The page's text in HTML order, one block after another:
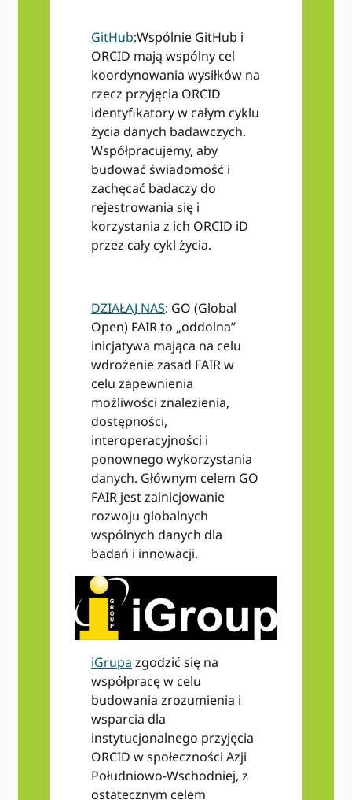
GitHub:Wspólnie GitHub i
ORCID mają wspólny cel
koordynowania wysiłków na
rzecz przyjęcia ORCID
identyfikatory w całym cyklu
życia danych badawczych.
Współpracujemy, aby
budować świadomość i
zachęcać badaczy do
rejestrowania się i
korzystania z ich ORCID iD
przez cały cykl życia.
DZIAŁAJ NAS: GO (Global
Open) FAIR to „oddolna”
inicjatywa mająca na celu
wdrożenie zasad FAIR w
celu zapewnienia
możliwości znalezienia,
dostępności,
interoperacyjności i
ponownego wykorzystania
danych. Głównym celem GO
FAIR jest zainicjowanie
rozwoju globalnych
wspólnych danych dla
badań i innowacji.
iGrupa zgodzić się na
współpracę w celu
budowania zrozumienia i
wsparcia dla
instytucjonalnego przyjęcia
ORCID w społeczności Azji
Południowo-Wschodniej, z
ostatecznym celem